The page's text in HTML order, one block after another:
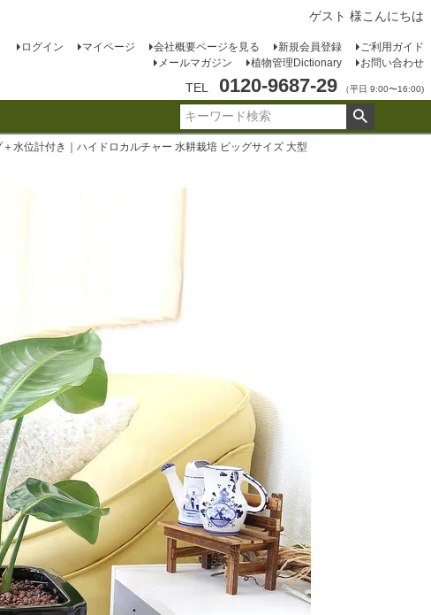
ゲスト 様こんにちは
ログイン マイページ 会社概要ページを見る 新規会員登録
ご利用ガイド
メールマガジン
植物管理Dictionary お問い合わせ
TEL 0120-9687-29 （平日 9:00〜16:00)
水位計付き｜ハイドロカルチャー 水耕栽培 ビッグサイズ 大型